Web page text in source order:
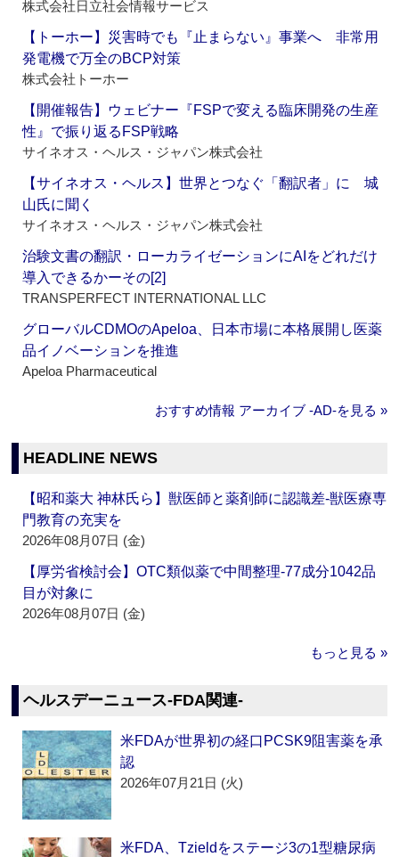
株式会社日立社会情報サービス
【トーホー】災害時でも『止まらない』事業へ 非常用
発電機で万全のBCP対策
株式会社トーホー
【開催報告】ウェビナー『FSPで変える臨床開発の生産
性』で振り返るFSP戦略
サイネオス・ヘルス・ジャパン株式会社
【サイネオス・ヘルス】世界とつなぐ「翻訳者」に 城
山氏に聞く
サイネオス・ヘルス・ジャパン株式会社
治験文書の翻訳・ローカライゼーションにAIをどれだけ
導入できるかーその[2]
TRANSPERFECT INTERNATIONAL LLC
グローバルCDMOのApeloa、日本市場に本格展開し医薬
品イノベーションを推進
Apeloa Pharmaceutical
おすすめ情報 アーカイブ ‐AD‐を見る »
HEADLINE NEWS
【昭和薬大 神林氏ら】獣医師と薬剤師に認識差‐獣医療専
門教育の充実を
2026年08月07日 (金)
【厚労省検討会】OTC類似薬で中間整理‐77成分1042品
目が対象に
2026年08月07日 (金)
もっと見る »
ヘルスデーニュース‐FDA関連‐
米FDAが世界初の経口PCSK9阻害薬を承
認
2026年07月21日 (火)
米FDA、Tzieldをステージ3の1型糖尿病